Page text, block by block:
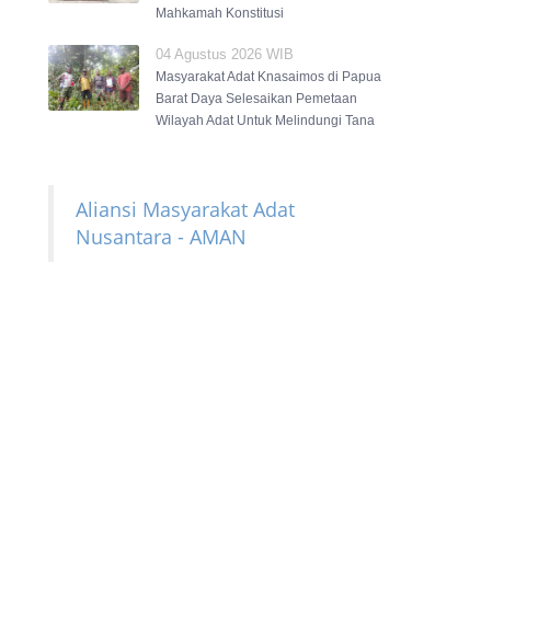
Mahkamah Konstitusi
04 Agustus 2026 WIB
Masyarakat Adat Knasaimos di Papua
Barat Daya Selesaikan Pemetaan
Wilayah Adat Untuk Melindungi Tana
Aliansi Masyarakat Adat
Nusantara - AMAN